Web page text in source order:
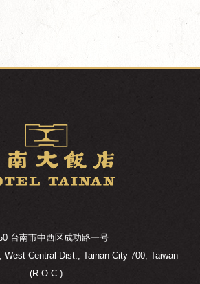
台南市中西区成功路一号
West Central Dist., Tainan City 700, Taiwan
(R.O.C.)